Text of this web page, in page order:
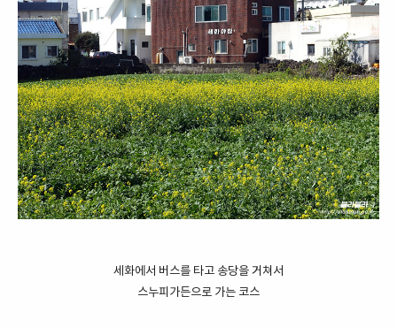
세화에서 버스를 타고 송당을 거쳐서
스누피가든으로 가는 코스